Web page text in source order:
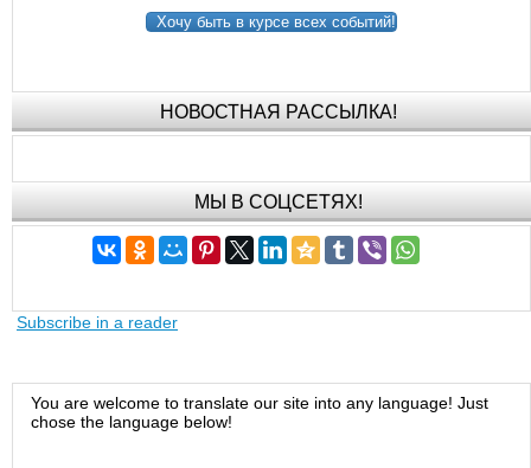
Хочу быть в курсе всех событий!
НОВОСТНАЯ РАССЫЛКА!
МЫ В СОЦСЕТЯХ!
Subscribe in a reader
You are welcome to translate our site into any language! Just
chose the language below!